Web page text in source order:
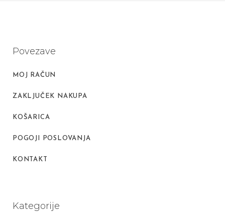
Povezave
MOJ RAČUN
ZAKLJUČEK NAKUPA
KOŠARICA
POGOJI POSLOVANJA
KONTAKT
Kategorije